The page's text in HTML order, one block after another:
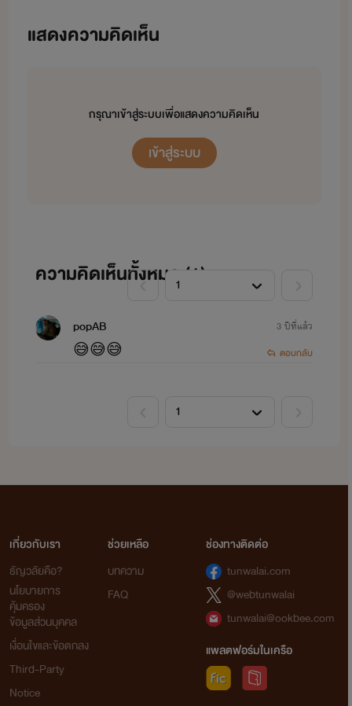
แสดงความคิดเห็น
กรุณาเข้าสู่ระบบเพื่อแสดงความคิดเห็น
เข้าสู่ระบบ
ความคิดเห็นทั้งหมด (1)
popAB
😅😅😅
3 ปีที่แล้ว
ตอบกลับ
เกี่ยวกับเรา
ธัญวลัยคือ?
นโยบายการ
คุ้มครอง
ข้อมูลส่วนบุคคล
เงื่อนไขและข้อตกลง
Third-Party
Notice
ช่วยเหลือ
บทความ
FAQ
ช่องทางติดต่อ
tunwalai.com
@webtunwalai
tunwalai@ookbee.com
แพลตฟอร์มในเครือ